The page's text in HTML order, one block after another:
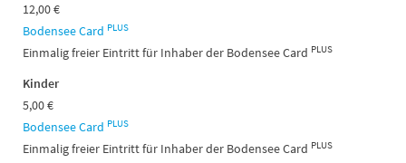
12,00 €
Bodensee Card PLUS
Einmalig freier Eintritt für Inhaber der Bodensee Card PLUS
Kinder
5,00 €
Bodensee Card PLUS
Einmalig freier Eintritt für Inhaber der Bodensee Card PLUS